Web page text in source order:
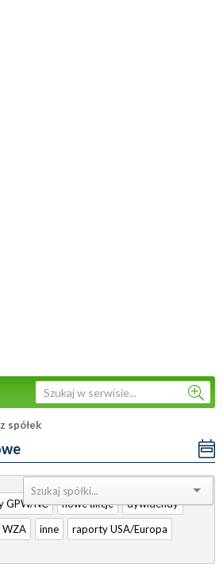
spółek
Sortuj:
GPW/NC nowe akcje
dywidendy
WZA inne raporty USA/Europa